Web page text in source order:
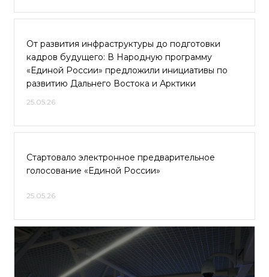
От развития инфраструктуры до подготовки
кадров будущего: В Народную программу
«Единой России» предложили инициативы по
развитию Дальнего Востока и Арктики
25.05.26
Стартовало электронное предварительное
голосование «Единой России»
25.05.26